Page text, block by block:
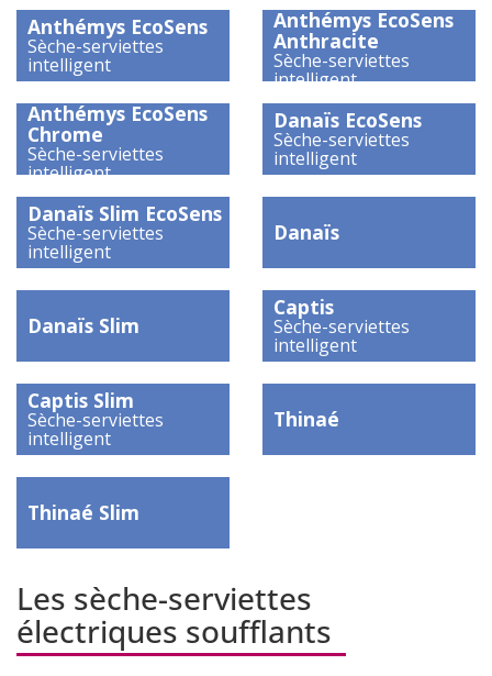
Anthémys EcoSens
Sèche-serviettes
intelligent
Anthémys EcoSens
Anthracite
Sèche-serviettes
intelligent
Anthémys EcoSens
Chrome
Sèche-serviettes
intelligent
Danaïs EcoSens
Sèche-serviettes
intelligent
Danaïs Slim EcoSens
Sèche-serviettes
intelligent
Danaïs
Danaïs Slim
Captis
Sèche-serviettes
intelligent
Captis Slim
Sèche-serviettes
intelligent
Thinaé
Thinaé Slim
Les sèche-serviettes
électriques soufflants